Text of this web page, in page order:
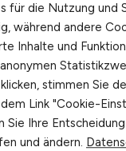
sich in
sicher bewegen.
liefert Ihnen
wo
für die Nutzung und
während andere
Inhalte und
stimmen Sie
Link "Cookie-
Sie Ihre
und ändern.